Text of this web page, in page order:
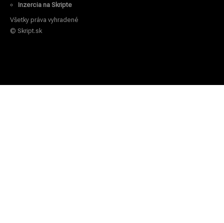
Inzercia na Skripte
Všetky práva vyhradené
© Skript.sk